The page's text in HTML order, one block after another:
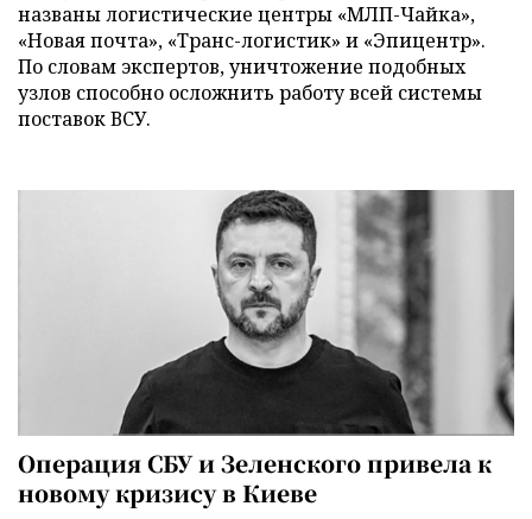
названы логистические центры «МЛП-Чайка»,
«Новая почта», «Транс-логистик» и «Эпицентр».
По словам экспертов, уничтожение подобных
узлов способно осложнить работу всей системы
поставок ВСУ.
Операция СБУ и Зеленского привела к
новому кризису в Киеве